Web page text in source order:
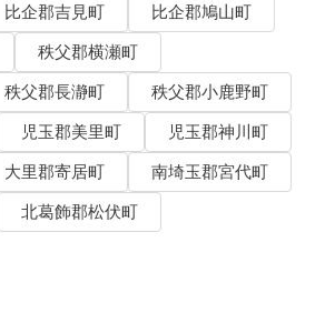
比企郡吉見町
比企郡鳩山町
秩父郡横瀬町
秩父郡長瀞町
秩父郡小鹿野町
児玉郡美里町
児玉郡神川町
大里郡寄居町
南埼玉郡宮代町
北葛飾郡松伏町